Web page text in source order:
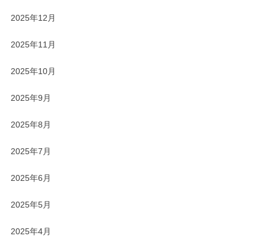
2025年12月
2025年11月
2025年10月
2025年9月
2025年8月
2025年7月
2025年6月
2025年5月
2025年4月